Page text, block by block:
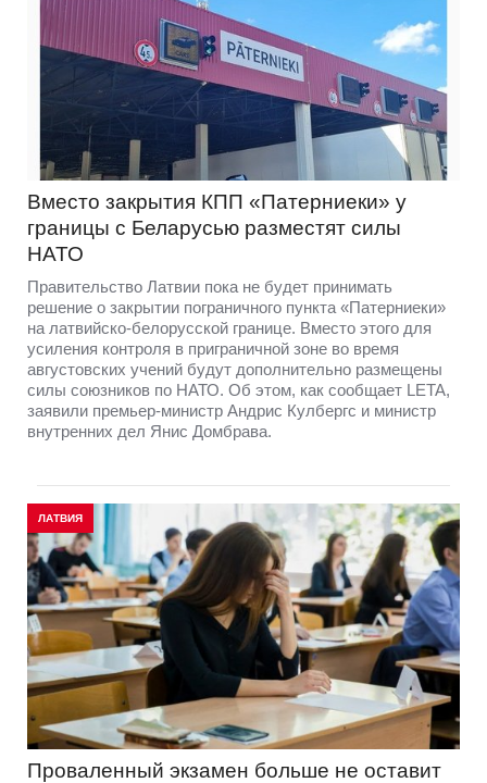
Вместо закрытия КПП «Патерниеки» у
границы с Беларусью разместят силы
НАТО
Правительство Латвии пока не будет принимать
решение о закрытии пограничного пункта «Патерниеки»
на латвийско-белорусской границе. Вместо этого для
усиления контроля в приграничной зоне во время
августовских учений будут дополнительно размещены
силы союзников по НАТО. Об этом, как сообщает LETA,
заявили премьер-министр Андрис Кулбергс и министр
внутренних дел Янис Домбрава.
ЛАТВИЯ
Проваленный экзамен больше не оставит